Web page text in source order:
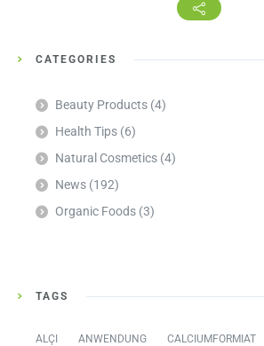
CATEGORIES
Beauty Products (4)
Health Tips (6)
Natural Cosmetics (4)
News (192)
Organic Foods (3)
TAGS
ALÇI ANWENDUNG CALCIUMFORMIAT